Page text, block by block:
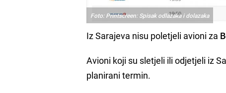
Foto: Printscreen: Spisak odlazaka i dolazaka
Iz Sarajeva nisu poletjeli avioni za
Avioni koji su sletjeli ili odjetjeli iz
planirani termin.